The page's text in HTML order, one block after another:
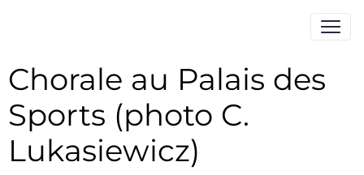
Chorale au Palais des
Sports (photo C.
Lukasiewicz)